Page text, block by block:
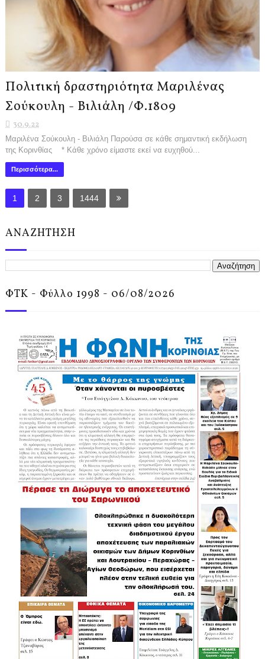
Πολιτική δραστηριότητα Μαριλένας
Σούκουλη - Βιλιάλη /Φ.1809
30.9.22
Μαριλένα Σούκουλη - Βιλιάλη Παρούσα σε κάθε σημαντική εκδήλωση
της Κορινθίας * Κάθε χρόνο είμαστε εκεί να ευχηθού...
Περισσότερα...
1 2 3 1444
ΑΝΑΖΗΤΗΣΗ
ΦΤΚ - Φύλλο 1998 - 06/08/2026